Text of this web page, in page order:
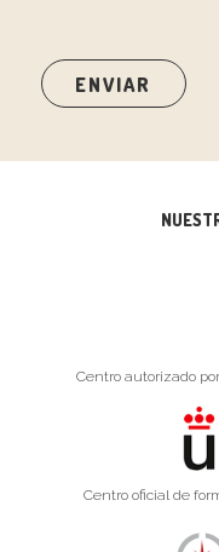
Centro autorizado
Centro oficial de